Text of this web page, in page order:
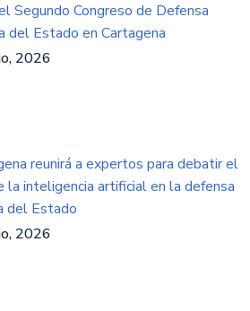
Segundo Congreso de Defensa
del Estado en Cartagena
2026
reunirá a expertos para debatir el
la inteligencia artificial en la defensa
del Estado
2026